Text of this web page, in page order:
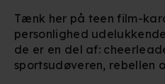
Tænk her på teen film-
personlighed
de er en del af:
sportsudøveren, rebellen